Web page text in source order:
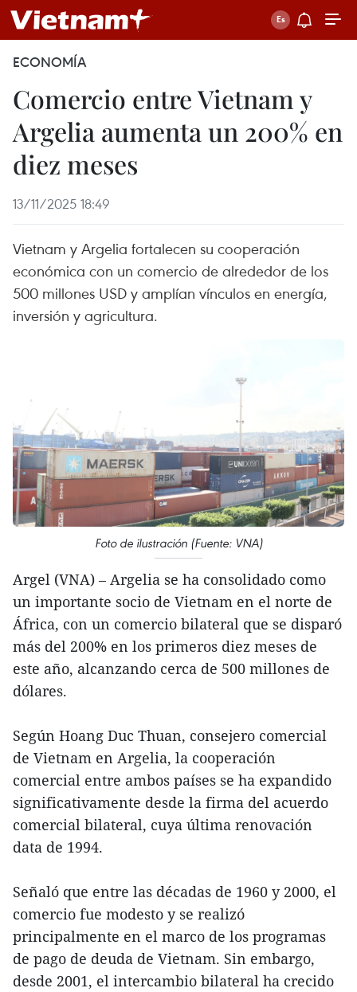
ECONOMÍA
Comercio entre Vietnam y
Argelia aumenta un 200% en
diez meses
13/11/2025 18:49
Vietnam y Argelia fortalecen su cooperación
económica con un comercio de alrededor de los
500 millones USD y amplían vínculos en energía,
inversión y agricultura.
Foto de ilustración (Fuente: VNA)
Argel (VNA) – Argelia se ha consolidado como
un importante socio de Vietnam en el norte de
África, con un comercio bilateral que se disparó
más del 200% en los primeros diez meses de
este año, alcanzando cerca de 500 millones de
dólares.
Según Hoang Duc Thuan, consejero comercial
de Vietnam en Argelia, la cooperación
comercial entre ambos países se ha expandido
significativamente desde la firma del acuerdo
comercial bilateral, cuya última renovación
data de 1994.
Señaló que entre las décadas de 1960 y 2000, el
comercio fue modesto y se realizó
principalmente en el marco de los programas
de pago de deuda de Vietnam. Sin embargo,
desde 2001, el intercambio bilateral ha crecido